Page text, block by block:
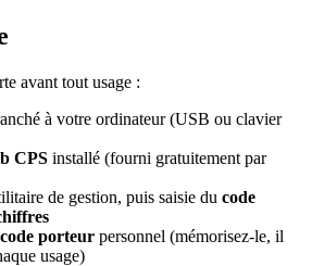
avant tout usage :
à votre ordinateur (USB ou clavier
CPS installé (fourni gratuitement par
de gestion, puis saisie du code
code porteur personnel (mémorisez-le, il
usage)